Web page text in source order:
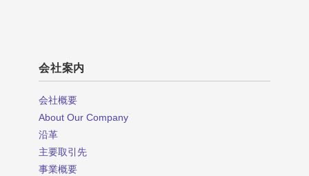
会社案内
会社概要
About Our Company
沿革
主要取引先
事業概要